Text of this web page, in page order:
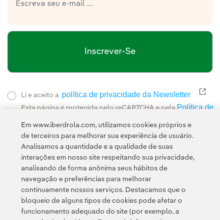
Inscrever-Se
Li e aceito a política de privacidade da Newsletter Link
Esta página é protegida pelo reCAPTCHA e pela Política de
Contato Clientes Política de Privacidade Informação legal
Política de cookies Configuração de cookies Acessibilidade
Em www.iberdrola.com, utilizamos cookies próprios e
de terceiros para melhorar sua experiência de usuário.
Analisamos a quantidade e a qualidade de suas
interações em nosso site respeitando sua privacidade,
analisando de forma anônima seus hábitos de
navegação e preferências para melhorar
continuamente nossos serviços. Destacamos que o
bloqueio de alguns tipos de cookies pode afetar o
funcionamento adequado do site (por exemplo, a